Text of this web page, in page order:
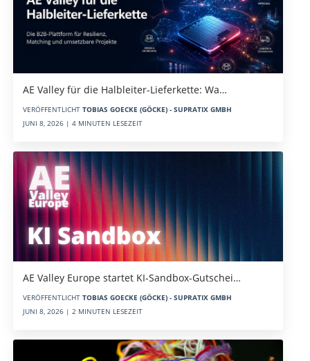
AE Valley für die Halbleiter-Lieferkette: Wa…
VERÖFFENTLICHT TOBIAS GOECKE (GÖCKE) - SUPRATIX GMBH
JUNI 8, 2026 | 4 MINUTEN LESEZEIT
AE Valley Europe startet KI-Sandbox-Gutschei…
VERÖFFENTLICHT TOBIAS GOECKE (GÖCKE) - SUPRATIX GMBH
JUNI 8, 2026 | 2 MINUTEN LESEZEIT